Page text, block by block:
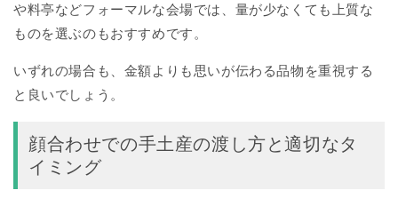
や料亭などフォーマルな会場では、量が少なくても上質な
ものを選ぶのもおすすめです。
いずれの場合も、金額よりも思いが伝わる品物を重視する
と良いでしょう。
顔合わせでの手土産の渡し方と適切なタ
イミング